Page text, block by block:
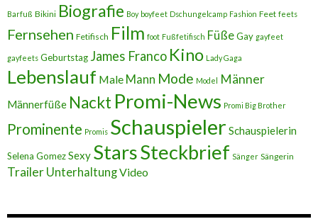
Barfuß Bikini Biografie Boy boyfeet Dschungelcamp Fashion Feet feets
Fernsehen Fetifisch Film foot Fußfetifisch FüßeGay gayfeet
gayfeets Geburtstag James Franco Kino Lady Gaga
Lebenslauf Male Mann Mode Model Männer
Männerfüße Nackt Promi-News Promi Big Brother
Prominente Promis Schauspieler Schauspielerin
Selena GomezSexy StarsSteckbrief Sänger Sängerin
Trailer UnterhaltungVideo